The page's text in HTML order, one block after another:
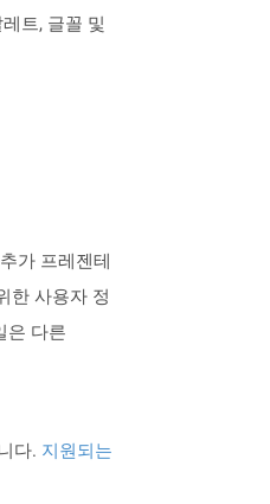
트, 글꼴 및
가 프레젠테
한 사용자 정
은 다른
다. 지원되는